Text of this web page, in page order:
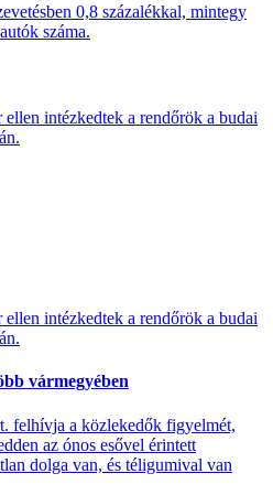
0,8 százalékkal, mintegy
száma.
intézkedtek a rendőrök a budai
intézkedtek a rendőrök a budai
vármegyében
felhívja a közlekedők figyelmét,
az ónos esővel érintett
dolga van, és téligumival van